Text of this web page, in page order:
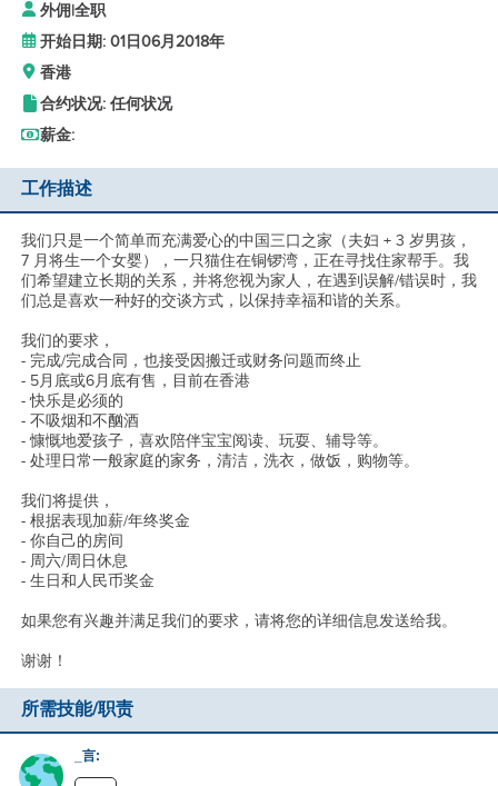
外佣|全职
开始日期: 01日06月2018年
香港
合约状况: 任何状况
薪金:
工作描述
我们只是一个简单而充满爱心的中国三口之家（夫妇 + 3 岁男孩，
7 月将生一个女婴），一只猫住在铜锣湾，正在寻找住家帮手。我
们希望建立长期的关系，并将您视为家人，在遇到误解/错误时，我
们总是喜欢一种好的交谈方式，以保持幸福和谐的关系。
我们的要求，
- 完成/完成合同，也接受因搬迁或财务问题而终止
- 5月底或6月底有售，目前在香港
- 快乐是必须的
- 不吸烟和不酗酒
- 慷慨地爱孩子，喜欢陪伴宝宝阅读、玩耍、辅导等。
- 处理日常一般家庭的家务，清洁，洗衣，做饭，购物等。
我们将提供，
- 根据表现加薪/年终奖金
- 你自己的房间
- 周六/周日休息
- 生日和人民币奖金
如果您有兴趣并满足我们的要求，请将您的详细信息发送给我。
谢谢！
所需技能/职责
_言: